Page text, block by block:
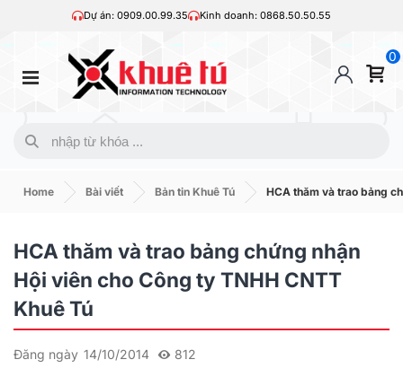
Dự án: 0909.00.99.35 Kinh doanh: 0868.50.50.55
0
Home Bài viết Bản tin Khuê Tú HCA thăm và trao bảng
HCA thăm và trao bảng chứng nhận
Hội viên cho Công ty TNHH CNTT
Khuê Tú
Đăng ngày 14/10/2014 812